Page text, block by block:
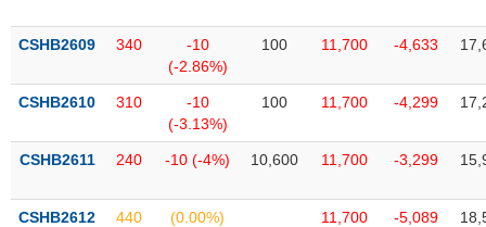
CSHB2609 340
-10
(-2.86%)
100 11,700 -4,633
CSHB2610 310
-10
(-3.13%)
100 11,700 -4,299
CSHB2611 240 -10 (-4%) 10,600 11,700 -3,299
CSHB2612 440 (0.00%) 11,700 -5,089
SỨC
TÀI